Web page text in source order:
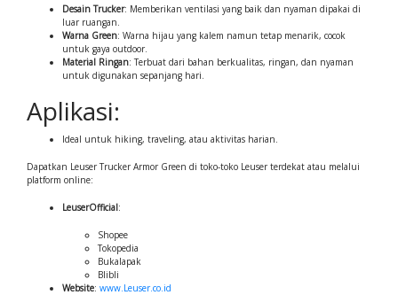
Desain Trucker: Memberikan ventilasi yang baik dan nyaman dipakai di
luar ruangan.
Warna Green: Warna hijau yang kalem namun tetap menarik, cocok
untuk gaya outdoor.
Material Ringan: Terbuat dari bahan berkualitas, ringan, dan nyaman
untuk digunakan sepanjang hari.
Aplikasi:
Ideal untuk hiking, traveling, atau aktivitas harian.
Dapatkan Leuser Trucker Armor Green di toko-toko Leuser terdekat atau melalui
platform online:
LeuserOfficial:
Shopee
Tokopedia
Bukalapak
Blibli
Website: www.Leuser.co.id